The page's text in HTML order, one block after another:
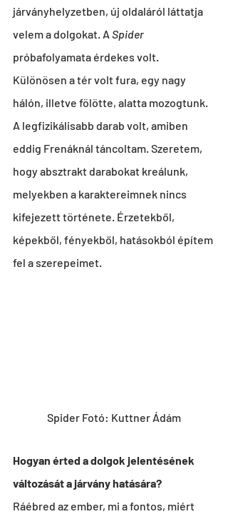
járványhelyzetben, új oldaláról láttatja
velem a dolgokat. A Spider
próbafolyamata érdekes volt.
Különösen a tér volt fura, egy nagy
hálón, illetve fölötte, alatta mozogtunk.
A legfizikálisabb darab volt, amiben
eddig Frenáknál táncoltam. Szeretem,
hogy absztrakt darabokat kreálunk,
melyekben a karaktereimnek nincs
kifejezett története. Érzetekből,
képekből, fényekből, hatásokból építem
fel a szerepeimet.
Spider Fotó: Kuttner Ádám
Hogyan érted a dolgok jelentésének
változását a járvány hatására?
Ráébred az ember, mi a fontos, miért